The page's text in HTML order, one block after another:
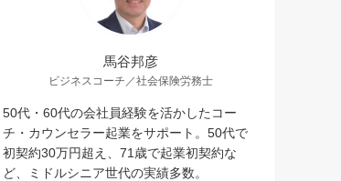
馬谷邦彦
ビジネスコーチ／社会保険労務士
50代・60代の会社員経験を活かしたコー
チ・カウンセラー起業をサポート。50代で
初契約30万円超え、71歳で起業初契約な
ど、ミドルシニア世代の実績多数。